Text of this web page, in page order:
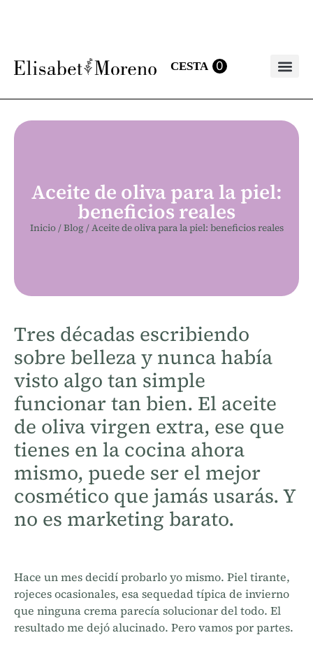
0
Aceite de oliva para la piel:
beneficios reales
Inicio/Blog /Aceite de oliva para la piel: beneficios reales
Tres décadas escribiendo
sobre belleza y nunca había
visto algo tan simple
funcionar tan bien. El aceite
de oliva virgen extra, ese que
tienes en la cocina ahora
mismo, puede ser el mejor
cosmético que jamás usarás. Y
no es marketing barato.
Hace un mes decidí probarlo yo mismo. Piel tirante,
rojeces ocasionales, esa sequedad típica de invierno
que ninguna crema parecía solucionar del todo. El
resultado me dejó alucinado. Pero vamos por partes.